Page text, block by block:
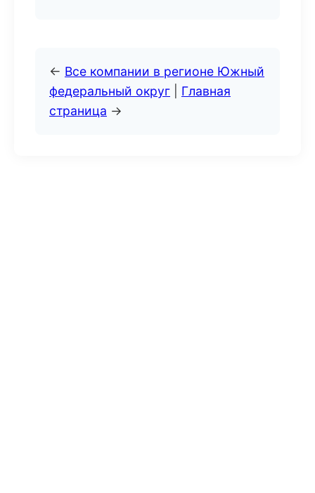
← Все компании в регионе Южный
федеральный округ
Главная
страница →